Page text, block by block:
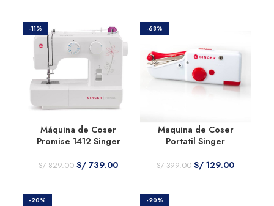
-11%
Máquina de Coser
Promise 1412 Singer
S/829.00 S/ 739.00
-68%
Maquina de Coser
Portatil Singer
S/399.00 S/ 129.00
-20%
-20%